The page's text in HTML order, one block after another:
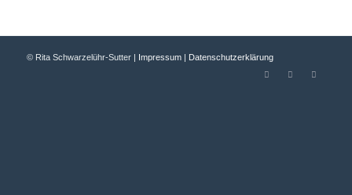
© Rita Schwarzelühr-Sutter | Impressum| Datenschutzerklärung